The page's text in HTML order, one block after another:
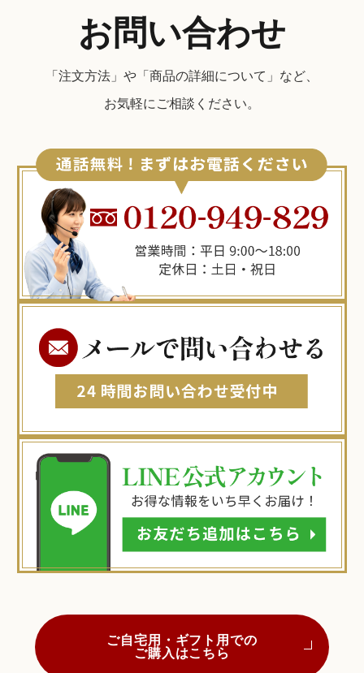
お問い合わせ
「注文方法」や「商品の詳細について」など、
お気軽にご相談ください。
ご自宅用・ギフト用での
ご購入はこちら